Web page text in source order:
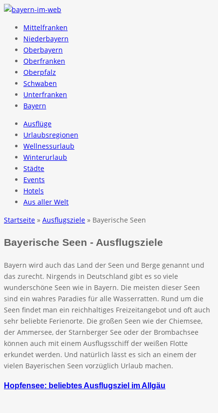
Mittelfranken
Niederbayern
Oberbayern
Oberfranken
Oberpfalz
Schwaben
Unterfranken
Bayern
Ausflüge
Urlaubsregionen
Wellnessurlaub
Winterurlaub
Städte
Events
Hotels
Aus aller Welt
Startseite » Ausflugsziele » Bayerische Seen
Bayerische Seen - Ausflugsziele
Bayern wird auch das Land der Seen und Berge genannt und
das zurecht. Nirgends in Deutschland gibt es so viele
wunderschöne Seen wie in Bayern. Die meisten dieser Seen
sind ein wahres Paradies für alle Wasserratten. Rund um die
Seen findet man ein reichhaltiges Freizeitangebot und oft auch
sehr beliebte Ferienorte. Die großen Seen wie der Chiemsee,
der Ammersee, der Starnberger See oder der Brombachsee
können auch mit einem Ausflugsschiff der weißen Flotte
erkundet werden. Und natürlich lässt es sich an einem der
vielen Bayerischen Seen vorzüglich Urlaub machen.
Hopfensee: beliebtes Ausflugsziel im Allgäu